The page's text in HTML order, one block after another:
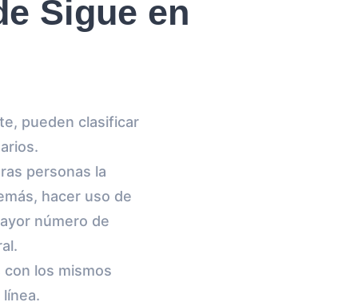
Sigue en
pueden clasificar
personas la
hacer uso de
número de
los mismos